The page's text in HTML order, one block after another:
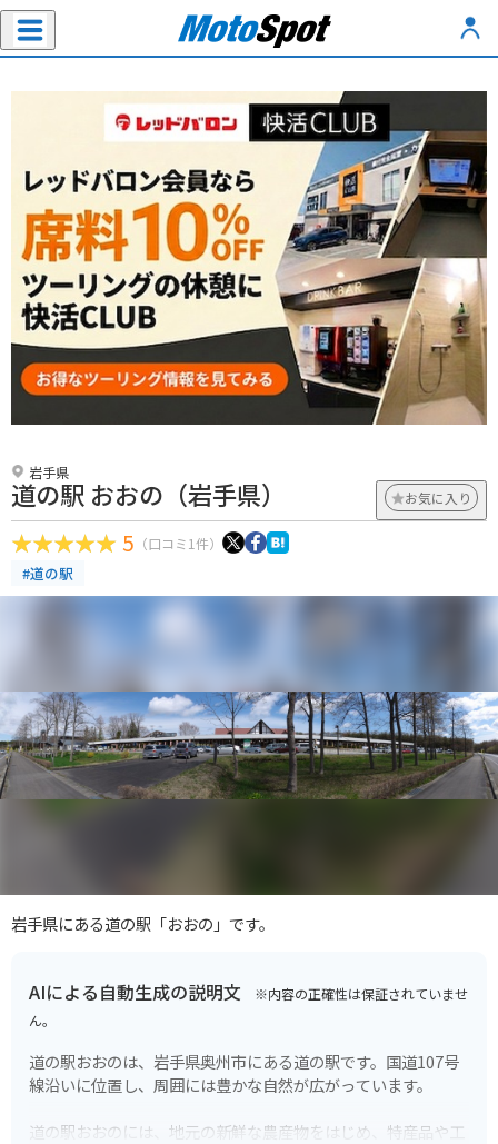
岩手県
道の駅 おおの（岩手県） お気に入り
5 （口コミ1件）
#道の駅
岩手県にある道の駅「おおの」です。
AIによる自動生成の説明文 ※内容の正確性は保証されていませ
ん。
道の駅おおのは、岩手県奥州市にある道の駅です。国道107号
線沿いに位置し、周囲には豊かな自然が広がっています。
道の駅おおのには、地元の新鮮な農産物をはじめ、特産品や工